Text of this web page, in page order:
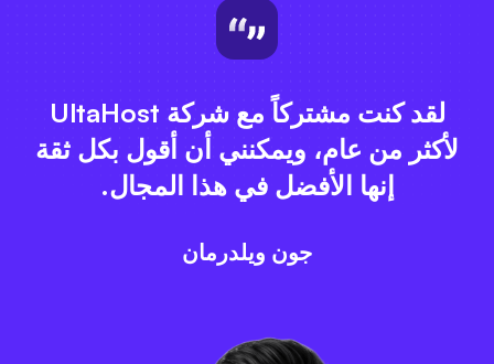
لقد كنت مشتركاً مع شركة UltaHost
لأكثر من عام، ويمكنني أن أقول بكل ثقة
إنها الأفضل في هذا المجال.
جون ويلدرمان